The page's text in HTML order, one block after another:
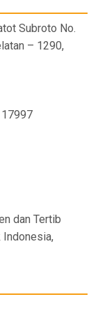
Subroto No.
– 1290,
dan Tertib
Indonesia,